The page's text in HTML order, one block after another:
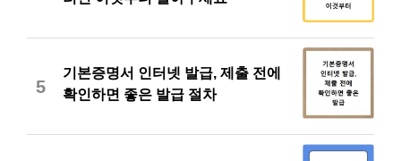
5
기본증명서 인터넷 발급, 제출 전에
확인하면 좋은 발급 절차